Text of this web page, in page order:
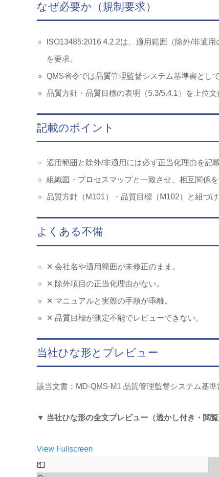
なぜ必要か（規制要求）
ISO13485:2016 4.2.2は、適用範囲（除外/非適
を要求。
QMS省令では品質管理監督システム基準書とし
品質方針・品質目標の表明（5.3/5.4.1）を上位文
記載のポイント
適用範囲と除外/非適用には必ず正当化理由を記載
組織図・プロセスマップと一致させ、相互関係を
品質方針（M101）・品質目標（M102）と紐づ
よくある不備
✕ 会社名や適用範囲が未修正のまま。
✕ 除外項目の正当化理由がない。
✕ マニュアルと実際の手順が乖離。
✕ 品質目標が測定不能でレビューできない。
当社ひな形とプレビュー
該当文書：MD-QMS-M1 品質管理監督システム基
▼ 当社ひな形の全文プレビュー（透かし付き・閲
View Fullscreen
Skip